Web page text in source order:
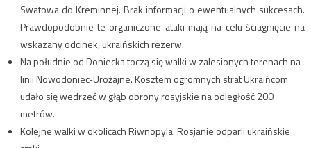
Swatowa do Kreminnej. Brak informacji o ewentualnych sukcesach.
Prawdopodobnie te organiczone ataki mają na celu ściagnięcie na
wskazany odcinek, ukraińskich rezerw.
Na południe od Doniecka toczą się walki w zalesionych terenach na
linii Nowodoniec-Urożajne. Kosztem ogromnych strat Ukraińcom
udało się wedrzeć w głąb obrony rosyjskie na odległość 200
metrów.
Kolejne walki w okolicach Riwnopyla. Rosjanie odparli ukraińskie